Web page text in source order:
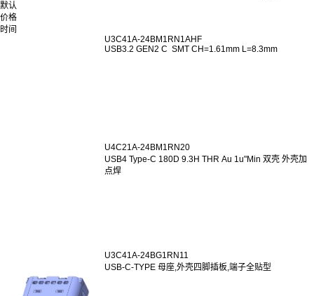
默认
价格
时间
U3C41A-24BM1RN1AHF
USB3.2 GEN2 C SMT CH=1.61mm L=8.3mm
U4C21A-24BM1RN20
USB4 Type-C 180D 9.3H THR Au 1u"Min 双壳 外壳加
点焊
U3C41A-24BG1RN11
USB-C-TYPE 母座,外壳四脚插板,端子全贴型